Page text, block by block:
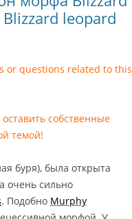
leopard
or questions related to this
собственные
темой!
буря), была открыта
очень сильно
. Подобно Murphy